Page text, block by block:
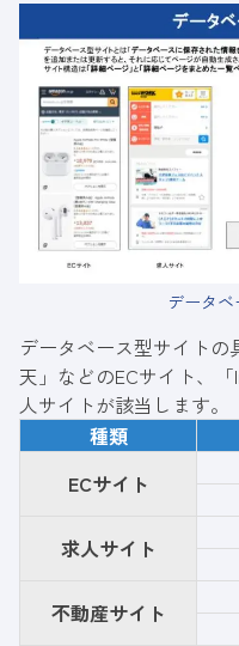
データ
データベース型サイトの
天」などのECサイト、
人サイトが該当します。
種類
ECサイト
求人サイト
不動産サイト